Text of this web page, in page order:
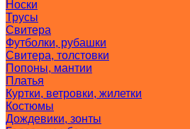
Носки
Трусы
Свитера
Футболки, рубашки
Свитера, толстовки
Попоны, мантии
Платья
Куртки, ветровки, жилетки
Костюмы
Дождевики, зонты